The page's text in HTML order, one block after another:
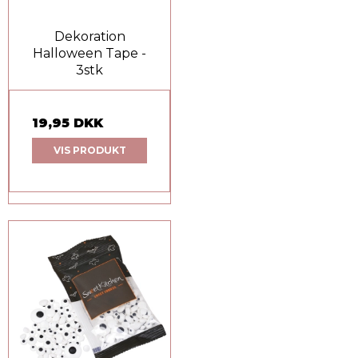
Dekoration
Halloween Tape -
3stk
19,95 DKK
VIS PRODUKT